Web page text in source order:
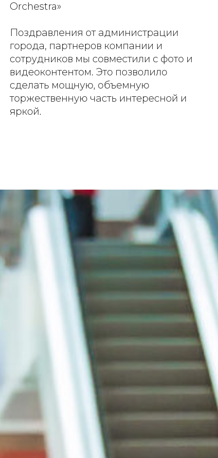
Orchestra»
Поздравления от администрации
города, партнеров компании и
сотрудников мы совместили с фото и
видеоконтентом. Это позволило
сделать мощную, объемную
торжественную часть интересной и
яркой.